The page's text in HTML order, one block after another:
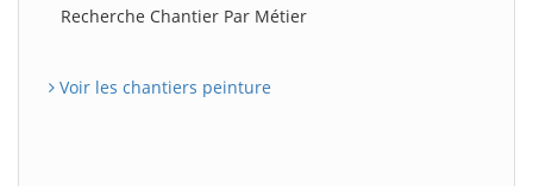
Recherche Chantier Par Métier
Voir les chantiers peinture